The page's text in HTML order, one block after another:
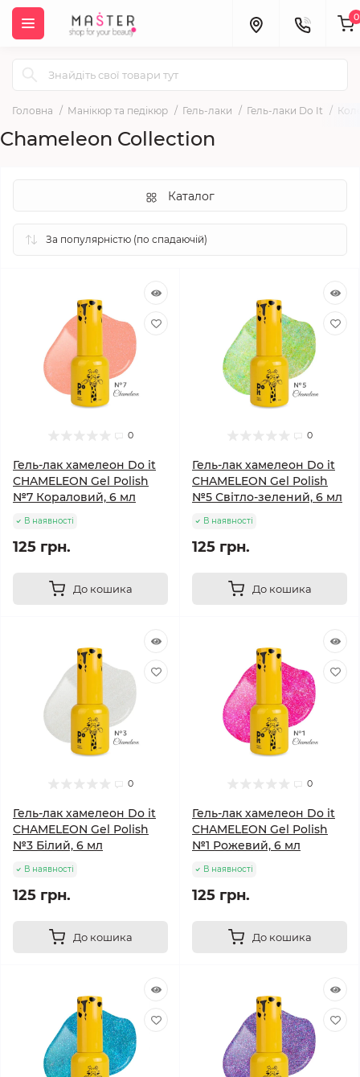
0
Головна Манікюр та педікюр Гель-лаки Гель-лаки Do It
Chameleon Collection
Каталог
0
Гель-лак хамелеон Do it
CHAMELEON Gel Polish
№7 Кораловий, 6 мл
В наявності
125 грн.
До кошика
0
Гель-лак хамелеон Do it
CHAMELEON Gel Polish
№5 Світло-зелений, 6 мл
В наявності
125 грн.
До кошика
0
Гель-лак хамелеон Do it
CHAMELEON Gel Polish
№3 Білий, 6 мл
В наявності
125 грн.
До кошика
0
Гель-лак хамелеон Do it
CHAMELEON Gel Polish
№1 Рожевий, 6 мл
В наявності
125 грн.
До кошика